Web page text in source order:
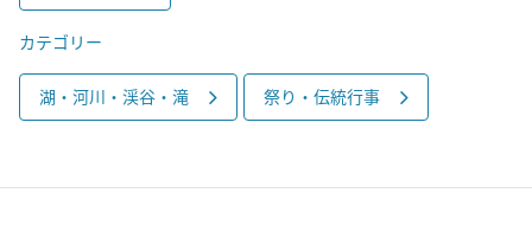
カテゴリー
湖・河川・渓谷・滝 祭り・伝統行事